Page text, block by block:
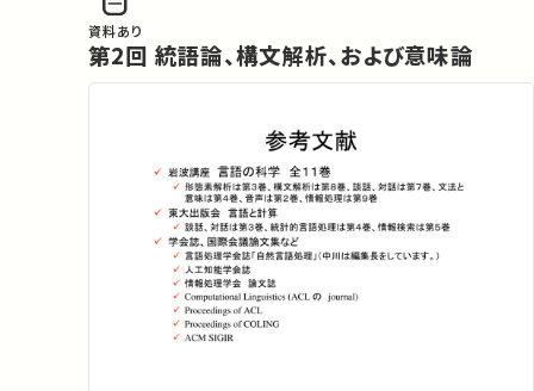
資料あり
第2回 統語論、構文解析、および意味論